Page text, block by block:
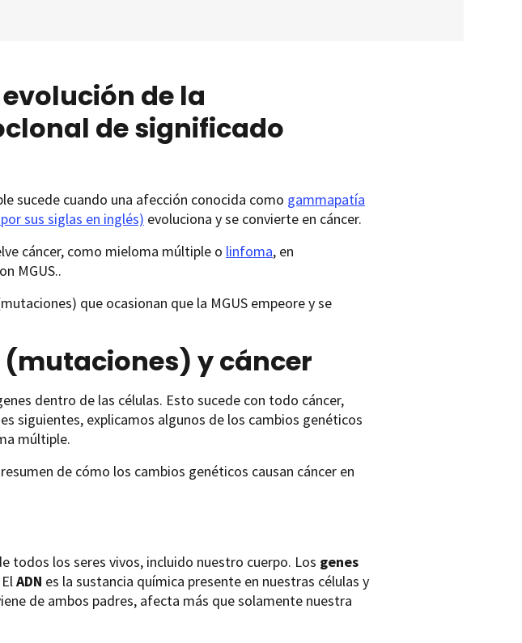
de la
de significado
sucede cuando una afección conocida como gammapatía
sus siglas en inglés) evoluciona y se convierte en cáncer.
cáncer, como mieloma múltiple o linfoma, en
MGUS..
que ocasionan que la MGUS empeore y se
y cáncer
dentro de las células. Esto sucede con todo cáncer,
siguientes, explicamos algunos de los cambios genéticos
múltiple.
de cómo los cambios genéticos causan cáncer en
todos los seres vivos, incluido nuestro cuerpo. Los genes
ADN es la sustancia química presente en nuestras células y
de ambos padres, afecta más que solamente nuestra